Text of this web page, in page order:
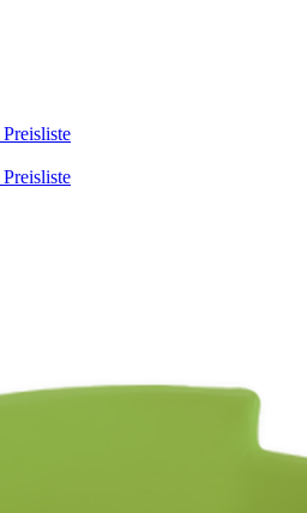
Preisliste
Preisliste